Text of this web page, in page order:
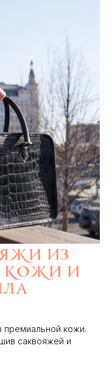
из
кожи и
премиальной кожи.
саквояжей и